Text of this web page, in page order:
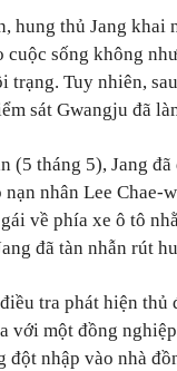
hung thủ Jang
sống không
trạng. Tuy nhiên,
sát Gwangju đã
(5 tháng 5), Jang
nhân Lee
về phía xe ô tô
đã tàn nhẫn rút
tra phát hiện thủ
với một đồng
đột nhập vào nhà